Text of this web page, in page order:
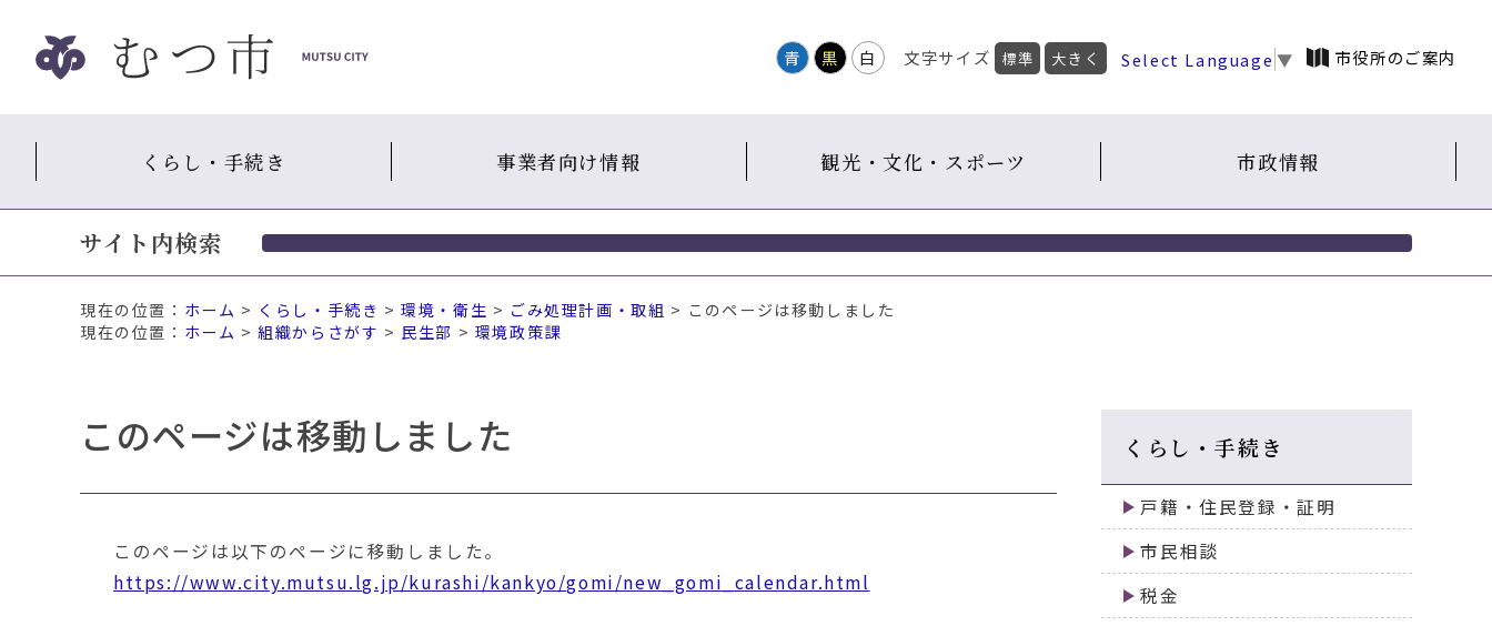
ッ
青 黒 白 文字サイズ 標準 大きく Select Language ▼ 市役所のご案内
くらし・手続き 事業者向け情報 観光・文化・スポーツ 市政情報
サイト内検索
現在の位置： ホーム > くらし・手続き >環境・衛生 > ごみ処理計画・取組 > このページは移動しました
ホーム >組織からさがす > 民生部 > 環境政策課
このページは移動しました
このページは以下のページに移動しました。
https://www.city.mutsu.lg.jp/kurashi/kankyo/gomi/new_gomi_calendar.html
くらし・手続き
戸籍・住民登録・証明
市民相談
税金